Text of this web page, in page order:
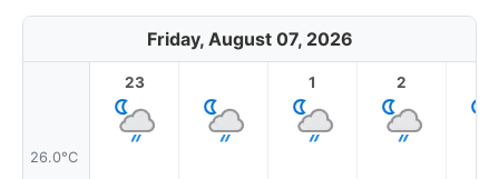
Friday, August 07, 2026
26.0°C
23 1 2